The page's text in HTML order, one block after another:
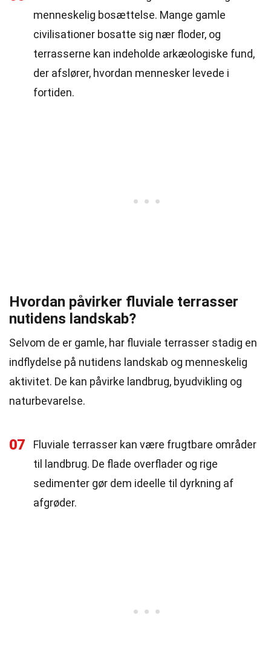
menneskelig bosættelse. Mange gamle
civilisationer bosatte sig nær floder, og
terrasserne kan indeholde arkæologiske fund,
der afslører, hvordan mennesker levede i
fortiden.
Hvordan påvirker fluviale terrasser
nutidens landskab?
Selvom de er gamle, har fluviale terrasser stadig en
indflydelse på nutidens landskab og menneskelig
aktivitet. De kan påvirke landbrug, byudvikling og
naturbevarelse.
07
Fluviale terrasser kan være frugtbare områder
til landbrug. De flade overflader og rige
sedimenter gør dem ideelle til dyrkning af
afgrøder.